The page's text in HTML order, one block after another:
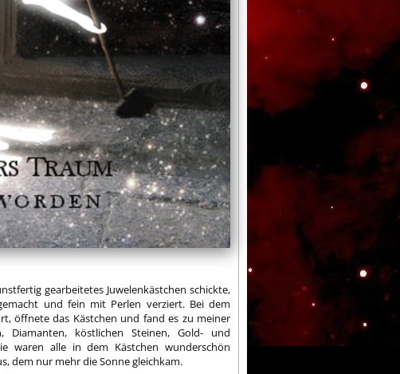
gearbeitetes Juwelenkästchen schickte,
und fein mit Perlen verziert. Bei dem
öffnete das Kästchen und fand es zu meiner
Diamanten, köstlichen Steinen, Gold- und
waren alle in dem Kästchen wunderschön
dem nur mehr die Sonne gleichkam.